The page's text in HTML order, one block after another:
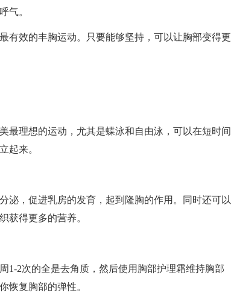
气。
有效的丰胸运动。只要能够坚持，可以让胸部变得更
最理想的运动，尤其是蝶泳和自由泳，可以在短时间
起来。
泌，促进乳房的发育，起到隆胸的作用。同时还可以
获得更多的营养。
1-2次的全是去角质，然后使用胸部护理霜维持胸部
恢复胸部的弹性。